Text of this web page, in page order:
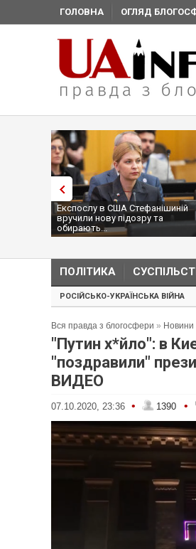
ГОЛОВНА ОГЛЯД
Експослу в США Стефанішиній
вручили нову підозру та
обирають...
ПОЛІТИКА
РОСІЙСЬКО-УКРАЇНСЬКА ВІЙНА
Вся правда з блогосфери » Новини
"Путин х*йло": в
"поздравили"
ВИДЕО
07.10.2020, 23:36 • 1390 •